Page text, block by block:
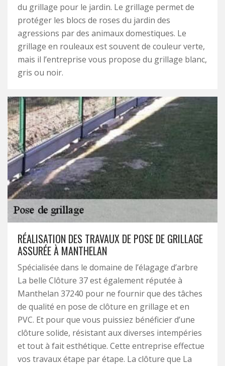
du grillage pour le jardin. Le grillage permet de
protéger les blocs de roses du jardin des
agressions par des animaux domestiques. Le
grillage en rouleaux est souvent de couleur verte,
mais il l’entreprise vous propose du grillage blanc,
gris ou noir.
RÉALISATION DES TRAVAUX DE POSE DE GRILLAGE
ASSURÉE À MANTHELAN
Spécialisée dans le domaine de l’élagage d’arbre
La belle Clôture 37 est également réputée à
Manthelan 37240 pour ne fournir que des tâches
de qualité en pose de clôture en grillage et en
PVC. Et pour que vous puissiez bénéficier d’une
clôture solide, résistant aux diverses intempéries
et tout à fait esthétique. Cette entreprise effectue
vos travaux étape par étape. La clôture que La